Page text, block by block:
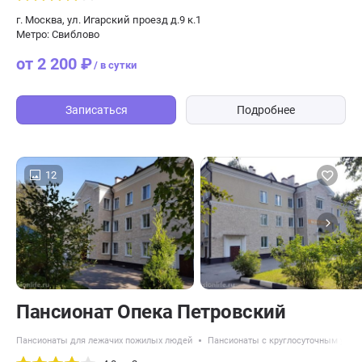
г. Москва, ул. Игарский проезд д.9 к.1
Метро: Свиблово
от 2 200 ₽/ в сутки
Записаться Подробнее
12
Пансионат Опека Петровский
Пансионаты для лежачих пожилых людей Пансионаты с круглосуточным